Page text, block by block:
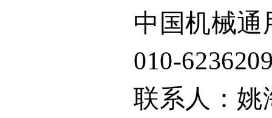
中国机械通
010-
联系人：姚